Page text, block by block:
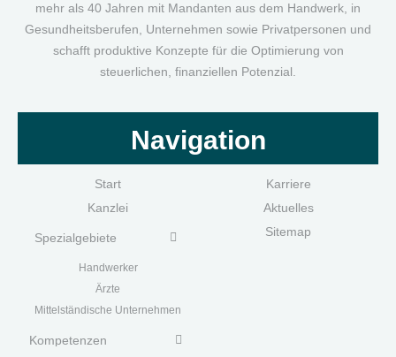
mehr als 40 Jahren mit Mandanten aus dem Handwerk, in
Gesundheitsberufen, Unternehmen sowie Privatpersonen und
schafft produktive Konzepte für die Optimierung von
steuerlichen, finanziellen Potenzial.
Navigation
Start
Kanzlei
Spezialgebiete
Handwerker
Ärzte
Mittelständische Unternehmen
Kompetenzen
Karriere
Aktuelles
Sitemap